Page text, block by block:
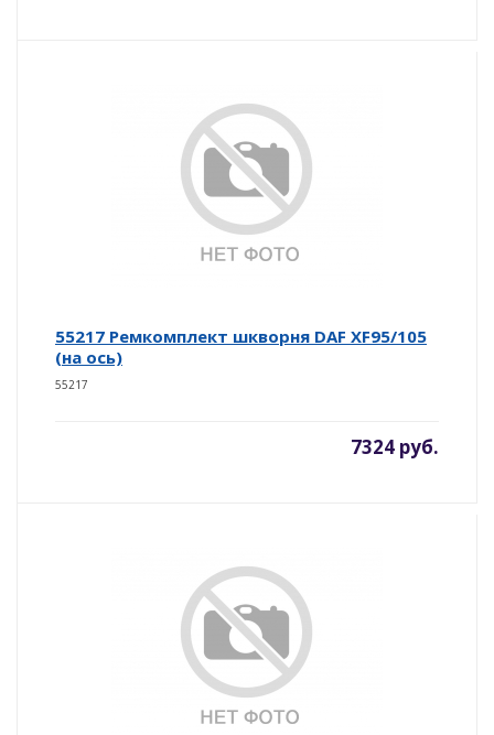
55217 Ремкомплект шкворня DAF XF95/105
(на ось)
55217
7324 руб.